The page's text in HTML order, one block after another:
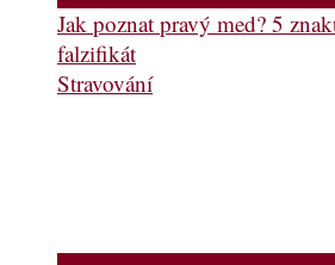
Jak poznat pravý med? 5
falzifikát
Stravování